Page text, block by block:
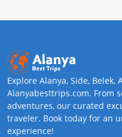
Explore Alanya, Side,
Alanyabesttrips.com. From
adventures, our curated
traveler. Book today for an
experience!